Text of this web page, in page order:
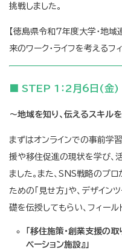
挑戦しました。
【徳島県令和7年度大学・地域
来のワーク・ライフを考えるフィ
■ STEP 1：2月6日(金) 【
～地域を知り、伝えるスキル
まずはオンラインでの事前学
援や移住促進の現状を学び、
ました。また、SNS戦略のプ
ための「見せ方」や、デザイ
礎を伝授してもらい、フィール
「移住施策・創業支援の取
ベーション施設』」